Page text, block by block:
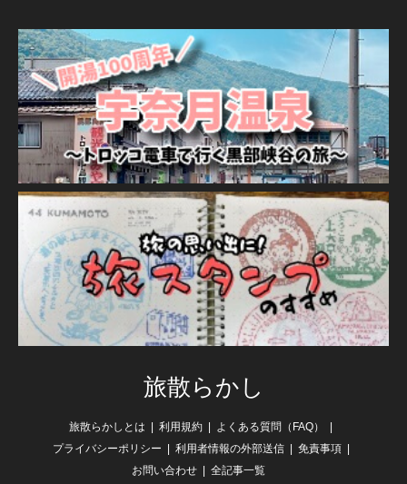
旅散らかし
旅散らかしとは 利用規約
よくある質問（FAQ）
プライバシーポリシー
利用者情報の外部送信
免責事項
お問い合わせ
全記事一覧